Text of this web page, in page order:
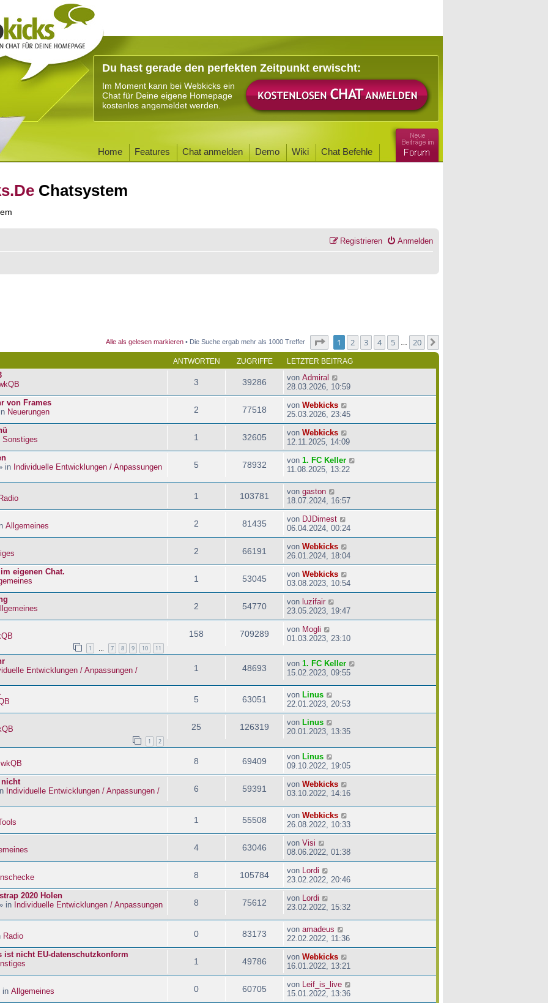
Du hast gerade den perfekten Zeitpunkt erwischt:
Im Moment kann bei Webkicks ein
Chat für Deine eigene Homepage
kostenlos angemeldet werden.
Home Features Chat anmelden Demo Wiki Chat Befehle
Chatsystem
Anmelden
Registrieren
Alle als gelesen markieren • Die Suche ergab mehr als 1000 Treffer Seite von20
1 2 3 4 5 20
ANTWORTEN ZUGRIFFE LETZTER BEITRAG
3 39286 von Admiral
28.03.2026, 10:59
von Frames
Neuerungen 2 77518 von Webkicks
25.03.2026, 23:45
Sonstiges 1 32605 von Webkicks
12.11.2025, 14:09
in Individuelle Entwicklungen / Anpassungen
5 78932 von 1. FC Keller
11.08.2025, 13:22
Radio 1 103781 von gaston
18.07.2024, 16:57
Allgemeines 2 81435 von DJDimest
06.04.2024, 00:24
2 66191 von Webkicks
26.01.2024, 18:04
eigenen Chat.
1 53045 von Webkicks
03.08.2023, 10:54
2 54770 von luzifair
23.05.2023, 19:47
1 7 8 9 10 11
158 709289 von Mogli
01.03.2023, 23:10
Entwicklungen / Anpassungen /
1 48693 von 1. FC Keller
15.02.2023, 09:55
5 63051 von Linus
22.01.2023, 20:53
1 2
25 126319 von Linus
20.01.2023, 13:35
wkQB 8 69409 von Linus
09.10.2022, 19:05
Individuelle Entwicklungen / Anpassungen /
6 59391 von Webkicks
03.10.2022, 14:16
1 55508 von Webkicks
26.08.2022, 10:33
4 63046 von Visi
08.06.2022, 01:38
8 105784 von Lordi
23.02.2022, 20:46
2020 Holen
in Individuelle Entwicklungen / Anpassungen
8 75612 von Lordi
23.02.2022, 15:32
Radio 0 83173 von amadeus
22.02.2022, 11:36
nicht EU-datenschutzkonform
1 49786 von Webkicks
16.01.2022, 13:21
in Allgemeines 0 60705 von Leif_is_live
15.01.2022, 13:36